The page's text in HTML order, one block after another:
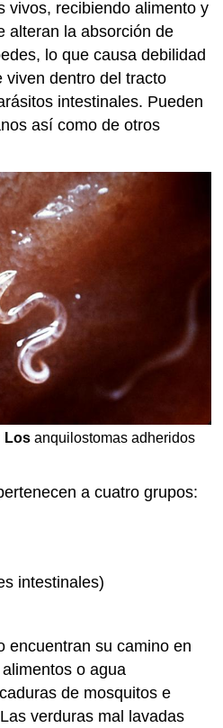
vivos, recibiendo alimento y
alteran la absorción de
lo que causa debilidad
viven dentro del tracto
intestinales. Pueden
así como de otros
Losanquilostomas adheridos
a cuatro grupos:
intestinales)
encuentran su camino en
o agua
de mosquitos e
verduras mal lavadas